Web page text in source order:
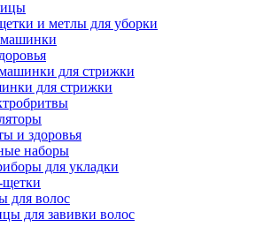
и метлы для уборки
для стрижки
для стрижки
и здоровья
наборы
для укладки
для волос
для завивки волос